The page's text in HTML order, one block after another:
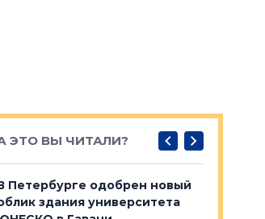
ЭТО ВЫ ЧИТАЛИ?
Петербурге одобрен новый
здания университета